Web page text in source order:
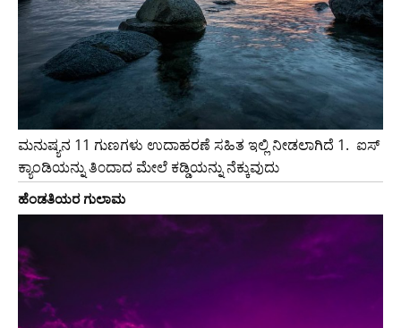
ಮನುಷ್ಯನ 11 ಗುಣಗಳು ಉದಾಹರಣೆ ಸಹಿತ ಇಲ್ಲಿ ನೀಡಲಾಗಿದೆ 1. ಐಸ್
ಕ್ಯಾಂಡಿಯನ್ನು ತಿ೦ದಾದ ಮೇಲೆ ಕಡ್ಡಿಯನ್ನು ನೆಕ್ಕುವುದು
ಹೆಂಡತಿಯರ ಗುಲಾಮ